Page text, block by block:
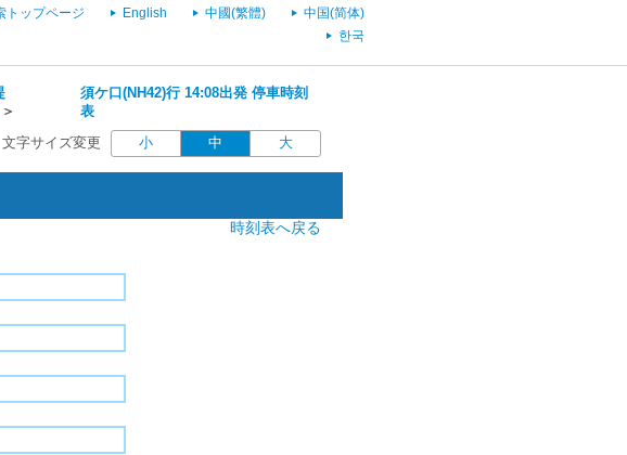
トップページ English 中國(繁體)
中国(简体)
한국
須ケ口(NH42)行 14:08出発 停車時刻
表
文字サイズ変更 小 中 大
時刻表へ戻る